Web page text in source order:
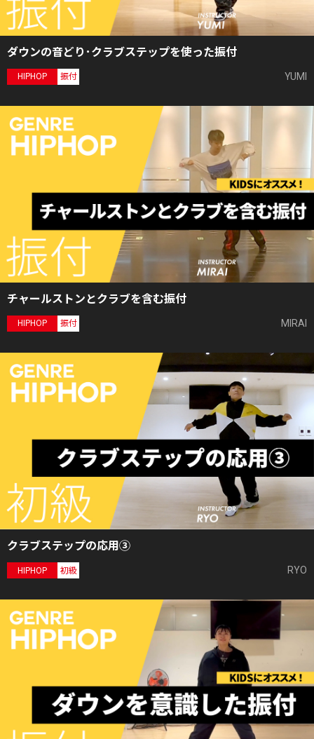
ダウンの音どり･クラブステップを使った振付
HIPHOP 振付 YUMI
チャールストンとクラブを含む振付
HIPHOP 振付 MIRAI
クラブステップの応用③
HIPHOP 初級 RYO